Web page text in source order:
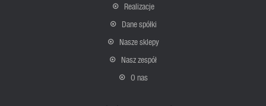
Realizacje
Dane spółki
Nasze sklepy
Nasz zespół
O nas